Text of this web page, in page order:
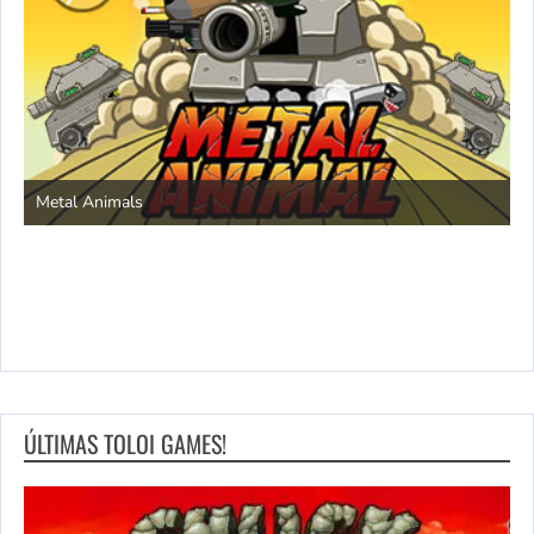
Metal Animals
ÚLTIMAS TOLOI GAMES!